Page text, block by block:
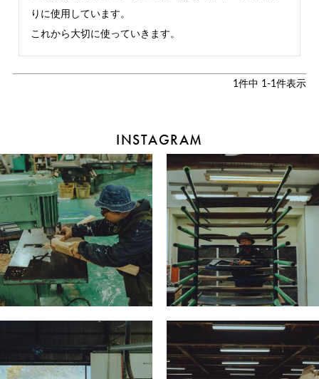
りに使用しています。
これから大切に使っていきます。
1件中 1-1件表示
INSTAGRAM